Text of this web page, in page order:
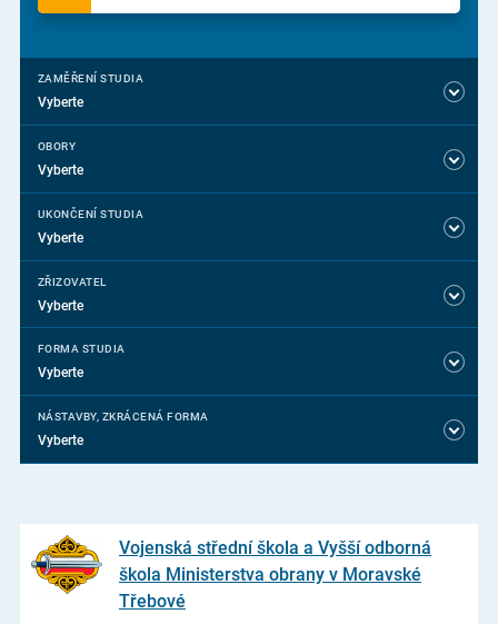
ZAMĚŘENÍ STUDIA
Vyberte
OBORY
Vyberte
UKONČENÍ STUDIA
Vyberte
ZŘIZOVATEL
Vyberte
FORMA STUDIA
Vyberte
NÁSTAVBY, ZKRÁCENÁ FORMA
Vyberte
Vojenská střední škola a Vyšší odborná
škola Ministerstva obrany v Moravské
Třebové